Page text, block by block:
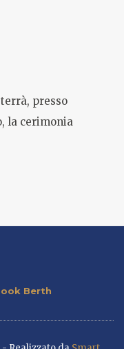
presso
la cerimonia
Berth